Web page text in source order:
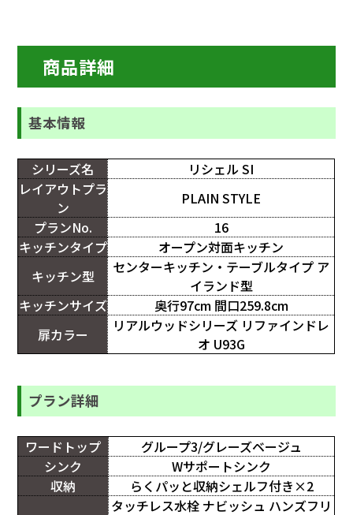
商品詳細
基本情報
シリーズ名
リシェル SI
レイアウトプラ
ン
PLAIN STYLE
プランNo.
16
キッチンタイプ
オープン対面キッチン
キッチン型
センターキッチン・テーブルタイプ ア
イランド型
キッチンサイズ
奥行97cm 間口259.8cm
扉カラー
リアルウッドシリーズ リファインドレ
オ U93G
プラン詳細
ワードトップ
グループ3/グレーズベージュ
シンク
Wサポートシンク
収納
らくパッと収納シェルフ付き×2
タッチレス水栓 ナビッシュ ハンズフリ